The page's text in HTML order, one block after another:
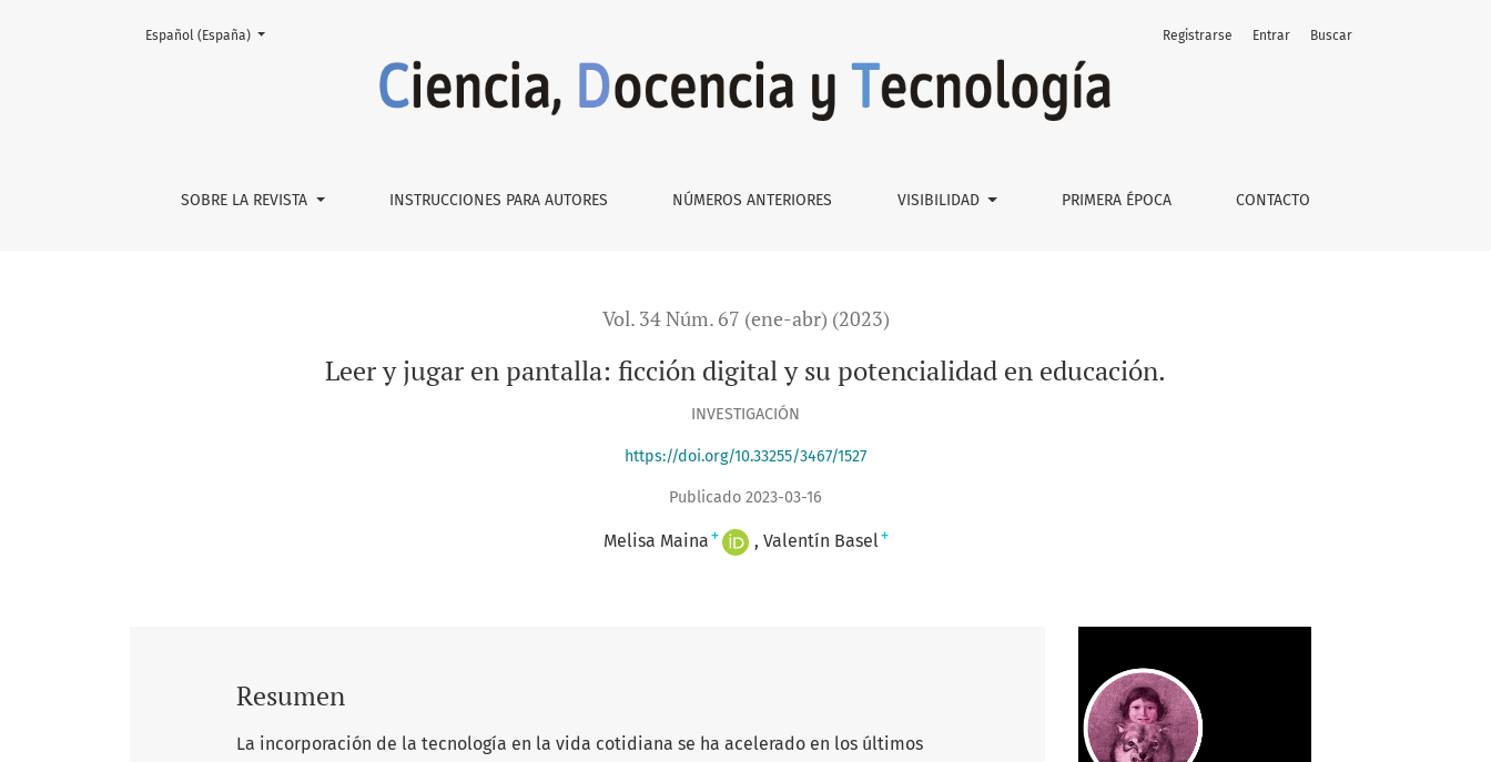
Leer y jugar en pantalla: ficción digital y su potencialidad en educación.
SOBRE LA REVISTA INSTRUCCIONES PARA AUTORES NÚMEROS ANTERIORES VISIBILIDAD PRIMERA ÉPOCA CONTACTO
Registrarse Entrar Buscar
Cambiar el idioma. El actual es:
Español (España)
Vol. 34 Núm. 67 (ene-abr) (2023)
Leer y jugar en pantalla: ficción digital y su potencialidad en educación.
INVESTIGACIÓN
https://doi.org/10.33255/3467/1527
Publicado 2023-03-16
Melisa Maina + Valentín Basel+
Resumen
La incorporación de la tecnología en la vida cotidiana se ha acelerado en los últimos